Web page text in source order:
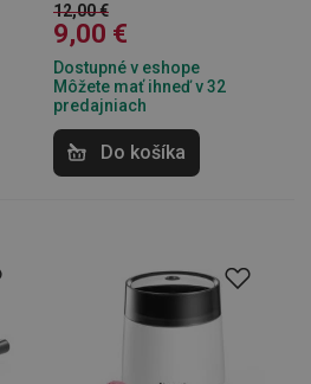
12,00 €
9,00 €
Dostupné v eshope
Môžete mať ihneď v 32
predajniach
Do košíka